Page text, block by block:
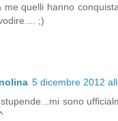
me quelli hanno
;)
5 dicembre 2012
sono